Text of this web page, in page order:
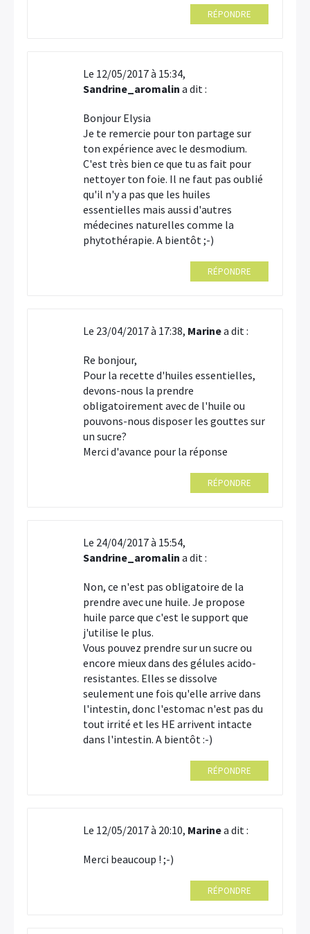
RÉPONDRE
Le 12/05/2017 à 15:34,
Sandrine_aromalin a dit :
Bonjour Elysia
Je te remercie pour ton partage sur
ton expérience avec le desmodium.
C'est très bien ce que tu as fait pour
nettoyer ton foie. Il ne faut pas oublié
qu'il n'y a pas que les huiles
essentielles mais aussi d'autres
médecines naturelles comme la
phytothérapie. A bientôt ;-)
RÉPONDRE
Le 23/04/2017 à 17:38, Marinea dit :
Re bonjour,
Pour la recette d'huiles essentielles,
devons-nous la prendre
obligatoirement avec de l'huile ou
pouvons-nous disposer les gouttes sur
un sucre?
Merci d'avance pour la réponse
RÉPONDRE
Le 24/04/2017 à 15:54,
Sandrine_aromalin a dit :
Non, ce n'est pas obligatoire de la
prendre avec une huile. Je propose
huile parce que c'est le support que
j'utilise le plus.
Vous pouvez prendre sur un sucre ou
encore mieux dans des gélules acido-
resistantes. Elles se dissolve
seulement une fois qu'elle arrive dans
l'intestin, donc l'estomac n'est pas du
tout irrité et les HE arrivent intacte
dans l'intestin. A bientôt :-)
RÉPONDRE
Le 12/05/2017 à 20:10, Marinea dit :
Merci beaucoup ! ;-)
RÉPONDRE